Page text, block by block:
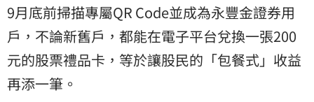
9月底前掃描專屬QR Code並成為永豐金證券用
戶，不論新舊戶，都能在電子平台兌換一張200
元的股票禮品卡，等於讓股民的「包餐式」收益
再添一筆。